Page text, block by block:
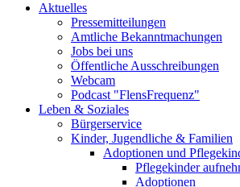
Aktuelles
Pressemitteilungen
Amtliche Bekanntmachungen
Jobs bei uns
Öffentliche Ausschreibungen
Webcam
Podcast "FlensFrequenz"
Leben & Soziales
Bürgerservice
Kinder, Jugendliche & Familien
Adoptionen und
Pflegekinder
Adoptionen